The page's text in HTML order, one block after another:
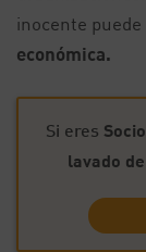
inocente
económica.
Si eres
lavado